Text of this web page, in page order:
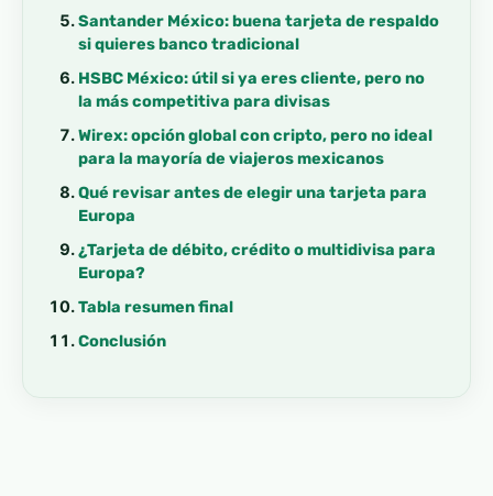
Santander México: buena tarjeta de respaldo
si quieres banco tradicional
HSBC México: útil si ya eres cliente, pero no
la más competitiva para divisas
Wirex: opción global con cripto, pero no ideal
para la mayoría de viajeros mexicanos
Qué revisar antes de elegir una tarjeta para
Europa
¿Tarjeta de débito, crédito o multidivisa para
Europa?
Tabla resumen final
Conclusión